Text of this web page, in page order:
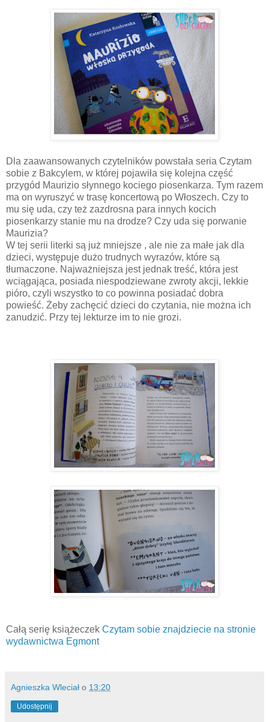
Dla zaawansowanych czytelników powstała seria Czytam
sobie z Bakcylem, w której pojawiła się kolejna część
przygód Maurizio słynnego kociego piosenkarza. Tym razem
ma on wyruszyć w trasę koncertową po Włoszech. Czy to
mu się uda, czy też zazdrosna para innych kocich
piosenkarzy stanie mu na drodze? Czy uda się porwanie
Maurizia?
W tej serii literki są już mniejsze , ale nie za małe jak dla
dzieci, występuje dużo trudnych wyrazów, które są
tłumaczone. Najważniejsza jest jednak treść, która jest
wciągająca, posiada niespodziewane zwroty akcji, lekkie
pióro, czyli wszystko to co powinna posiadać dobra
powieść. Żeby zachęcić dzieci do czytania, nie można ich
zanudzić. Przy tej lekturze im to nie grozi.
Całą serię książeczek Czytam sobie znajdziecie na stronie
wydawnictwa Egmont
Agnieszka Wleciał o 13:20
Udostępnij